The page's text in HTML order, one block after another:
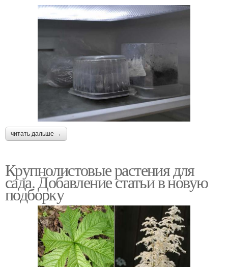
растения
Растения с пестрыми
листьями
Садовые растения
Растения с
листьями
Декоративнолистные
растения
Растение с бело-
зелеными листьями
Уход за растением
Освещение для
читать дальше →
Крупнолистовые растения для
сада. Добавление статьи в новую
подборку